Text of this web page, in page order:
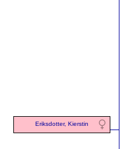
Eriksdotter, Kierstin